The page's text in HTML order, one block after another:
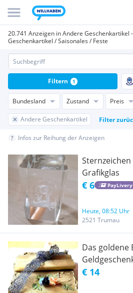
20.741 Anzeigen in Andere Geschenkartikel -
Geschenkartikel / Saisonales / Feste
Bundesland Zustand Preis
Andere Geschenkartikel Filter
Filtern 1
Infos zur Reihung der Anzeigen
Sternzeichen
Grafikglas
€ 6 PayLivery
Heute, 08:52 Uhr
2521 Trumau
Das goldene
Handarbeit ...
€ 14